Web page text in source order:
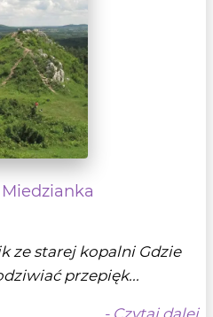
ze starej kopalni Gdzie
przepięk...